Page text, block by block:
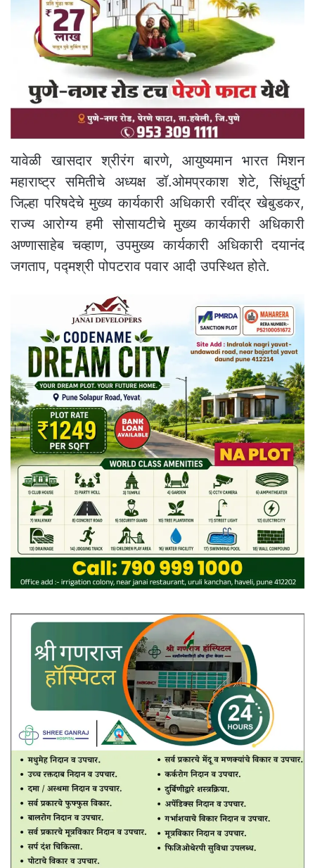
यावेळी खासदार श्रीरंग बारणे, आयुष्यमान भारत मिशन
महाराष्ट्र समितीचे अध्यक्ष डॉ.ओमप्रकाश शेटे, सिंधूदुर्ग
जिल्हा परिषदेचे मुख्य कार्यकारी अधिकारी रवींद्र खेबुडकर,
राज्य आरोग्य हमी सोसायटीचे मुख्य कार्यकारी अधिकारी
अण्णासाहेब चव्हाण, उपमुख्य कार्यकारी अधिकारी दयानंद
जगताप, पद्मश्री पोपटराव पवार आदी उपस्थित होते.